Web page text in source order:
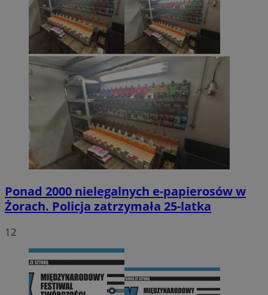
Ponad 2000 nielegalnych e-papierosów w
Żorach. Policja zatrzymała 25-latka
12